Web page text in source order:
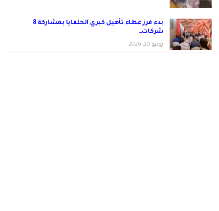
بدء فرز عطاء تأهيل كبري الحلفايا بمشاركة 8
شركات…
يونيو 30, 2026